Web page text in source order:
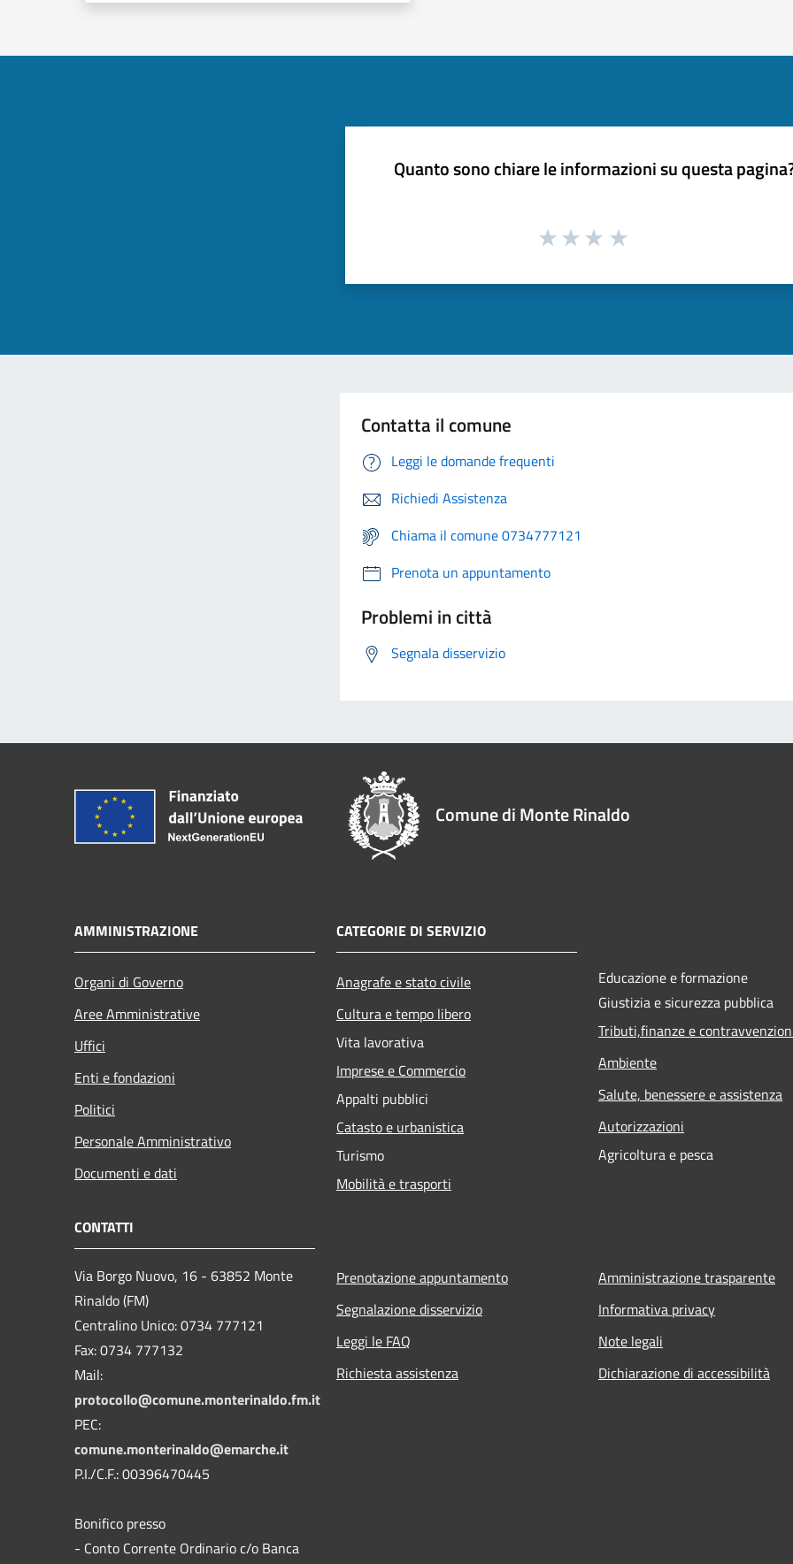
Quanto sono chiare le informazioni su questa
Contatta il comune
Leggi le domande frequenti
Richiedi Assistenza
Chiama il comune 0734777121
Prenota un appuntamento
Problemi in città
Segnala disservizio
Comune di Monte Rinaldo
AMMINISTRAZIONE
Organi di Governo
Aree Amministrative
Uffici
Enti e fondazioni
Politici
Personale Amministrativo
Documenti e dati
CATEGORIE DI SERVIZIO
Anagrafe e stato civile
Cultura e tempo libero
Vita lavorativa
Imprese e Commercio
Appalti pubblici
Catasto e urbanistica
Turismo
Mobilità e trasporti
Educazione e formazione
Giustizia e sicurezza pubblica
Tributi,finanze e
Ambiente
Salute, benessere e assistenza
Autorizzazioni
Agricoltura e pesca
CONTATTI
Via Borgo Nuovo, 16 - 63852 Monte
Rinaldo (FM)
Centralino Unico: 0734 777121
Fax: 0734 777132
Mail:
protocollo@comune.monterinaldo.fm.it
PEC:
comune.monterinaldo@emarche.it
P.I./C.F.: 00396470445
Bonifico presso
​- Conto Corrente Ordinario c/o Banca
Prenotazione appuntamento
Segnalazione disservizio
Leggi le FAQ
Richiesta assistenza
Amministrazione trasparente
Informativa privacy
Note legali
Dichiarazione di accessibilità